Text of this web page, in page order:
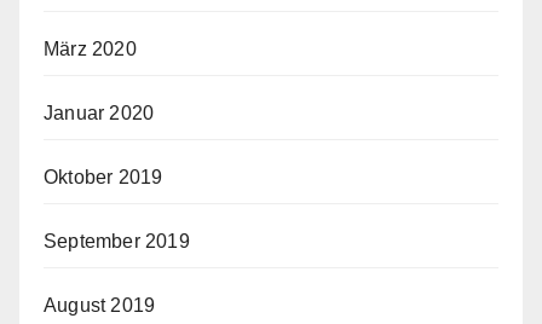
März 2020
Januar 2020
Oktober 2019
September 2019
August 2019